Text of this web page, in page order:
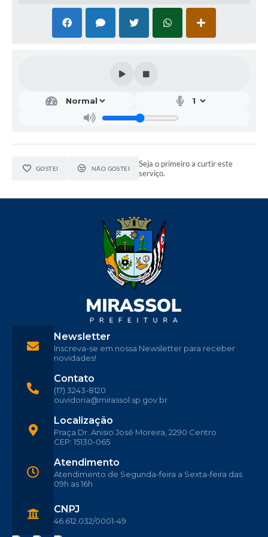
GOSTEI NÃO GOSTEI
Seja o primeiro a curtir este
serviço.
Localização
Praça Dr. Anisio José Moreira, 2290 Centro
CEP: 15130-065
Contato
(17) 3243-8120
ouvidoria@mirassol.sp.gov.br
Atendimento
Atendimento de Segunda-feira a Sexta-feira das
09h as 16h
CNPJ
46.612.032/0001-49
Newsletter
Inscreva-se em nossa Newsletter para receber
novidades!